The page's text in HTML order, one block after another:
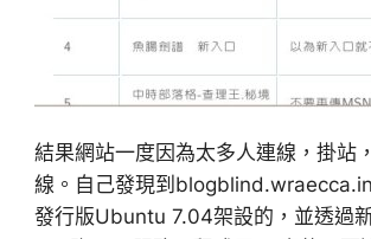
結果網站一度因為太多人連線，掛站
線。自己發現到
發行版Ubuntu 7.04架設的，並透過